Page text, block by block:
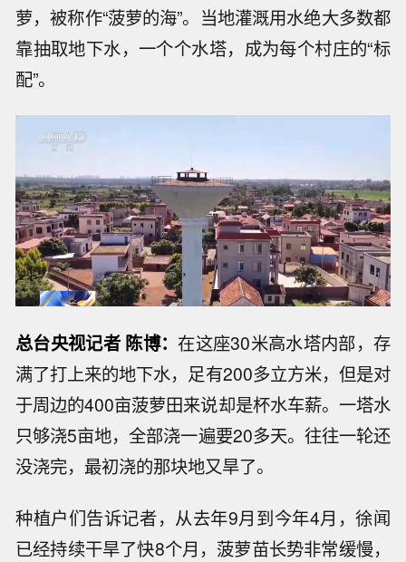
萝，被称作“菠萝的海”。当地灌溉用水绝大多数都
靠抽取地下水，一个个水塔，成为每个村庄的“标
配”。
总台央视记者 陈博： 在这座30米高水塔内部，存
满了打上来的地下水，足有200多立方米，但是对
于周边的400亩菠萝田来说却是杯水车薪。一塔水
只够浇5亩地，全部浇一遍要20多天。往往一轮还
没浇完，最初浇的那块地又旱了。
种植户们告诉记者，从去年9月到今年4月，徐闻
已经持续干旱了快8个月，菠萝苗长势非常缓慢，